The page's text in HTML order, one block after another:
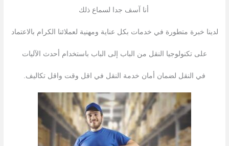
أنا آسف جدا لسماع ذلك
لدينا خبرة متطورة في خدمات بكل عناية ومهنية لعملائنا الكرام بالاعتماد
على تكنولوجيا النقل من الباب إلى الباب باستخدام أحدث الآليات
في النقل لضمان أمان خدمة النقل في اقل وقت واقل تكاليف.